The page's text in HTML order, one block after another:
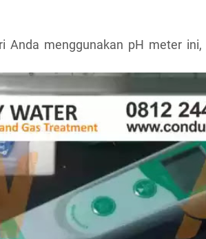
Anda menggunakan pH meter